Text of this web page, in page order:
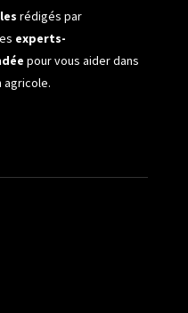
rédigés par
experts-
pour vous aider dans